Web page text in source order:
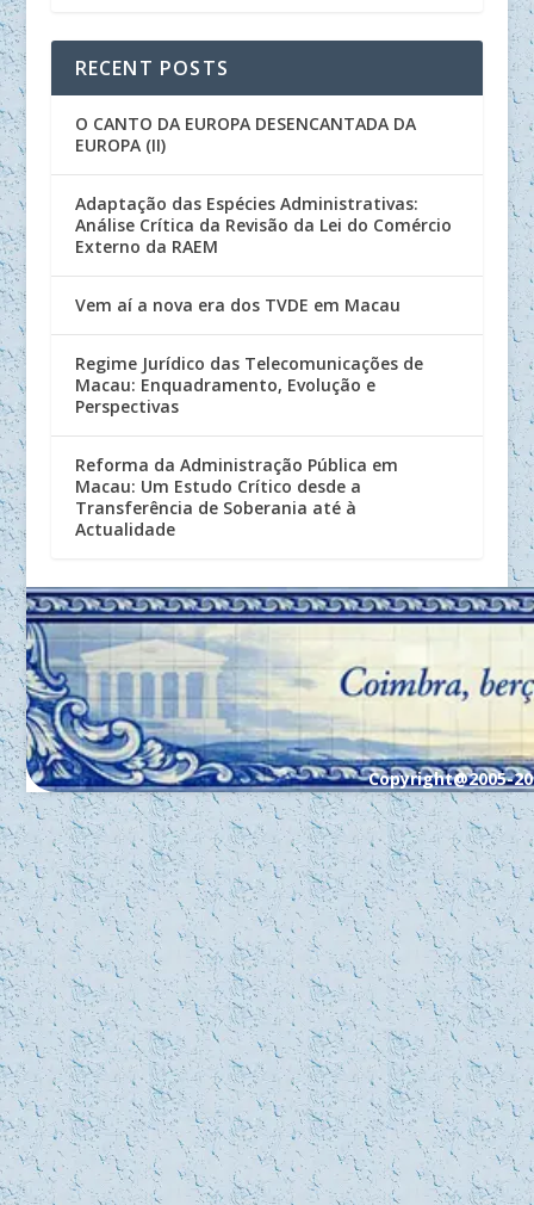
RECENT POSTS
O CANTO DA EUROPA DESENCANTADA DA
EUROPA (II)
Adaptação das Espécies Administrativas:
Análise Crítica da Revisão da Lei do Comércio
Externo da RAEM
Vem aí a nova era dos TVDE em Macau
Regime Jurídico das Telecomunicações de
Macau: Enquadramento, Evolução e
Perspectivas
Reforma da Administração Pública em
Macau: Um Estudo Crítico desde a
Transferência de Soberania até à
Actualidade
Copyright@2005-